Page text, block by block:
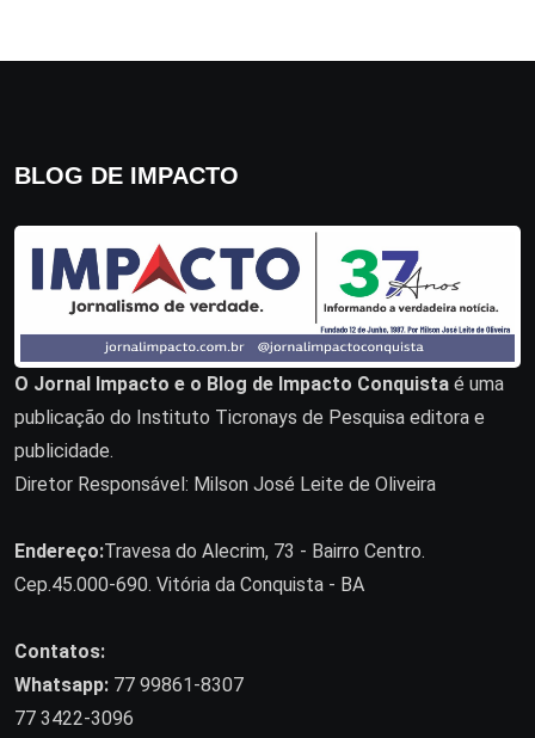
BLOG DE IMPACTO
O Jornal Impacto e o Blog de Impacto Conquista é uma
publicação do Instituto Ticronays de Pesquisa editora e
publicidade.
Diretor Responsável: Milson José Leite de Oliveira
Endereço:Travesa do Alecrim, 73 - Bairro Centro.
Cep.45.000-690. Vitória da Conquista - BA
Contatos:
Whatsapp: 77 99861-8307
77 3422-3096